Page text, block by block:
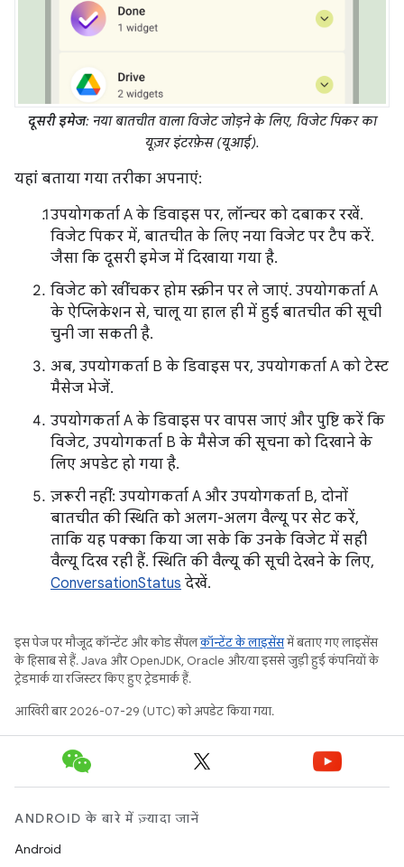
दूसरी इमेज: नया बातचीत वाला विजेट जोड़ने के लिए, विजेट पिकर का
यूज़र इंटरफ़ेस (यूआई).
यहां बताया गया तरीका अपनाएं:
उपयोगकर्ता A के डिवाइस पर, लॉन्चर को दबाकर रखें.
विजेट पिकर में, बातचीत के लिए नया विजेट पर टैप करें.
जैसा कि दूसरी इमेज में दिखाया गया है.
विजेट को खींचकर होम स्क्रीन पर ले जाएं. उपयोगकर्ता A
के ऐप्लिकेशन से, चालू या हाल ही में हुई बातचीत की सूची
चुनी जा सकती है.
अब, उपयोगकर्ता B के डिवाइस पर, उपयोगकर्ता A को टेस्ट
मैसेज भेजें.
उपयोगकर्ता A के डिवाइस पर वापस जाएं और पुष्टि करें कि
विजेट, उपयोगकर्ता B के मैसेज की सूचना को दिखाने के
लिए अपडेट हो गया है.
ज़रूरी नहीं: उपयोगकर्ता A और उपयोगकर्ता B, दोनों
बातचीत की स्थिति को अलग-अलग वैल्यू पर सेट करें,
ताकि यह पक्का किया जा सके कि उनके विजेट में सही
वैल्यू दिख रही हैं. स्थिति की वैल्यू की सूची देखने के लिए,
ConversationStatus देखें.
इस पेज पर मौजूद कॉन्टेंट और कोड सैंपलकॉन्टेंट के लाइसेंसमें बताए गए लाइसेंस
के हिसाब से हैं. Java और OpenJDK, Oracle और/या इससे जुड़ी हुई कंपनियों के
ट्रेडमार्क या रजिस्टर किए हुए ट्रेडमार्क हैं.
आखिरी बार 2026-07-29 (UTC) को अपडेट किया गया.
ANDROID के बारे में ज़्यादा जानें
Android